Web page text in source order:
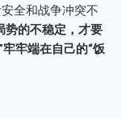
全和战争冲突不
势的不稳定，才要
牢端在自己的“饭